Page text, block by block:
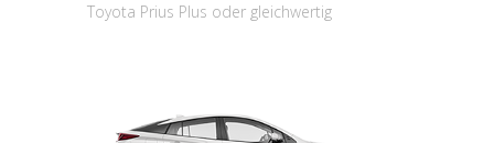
Toyota Prius Plus oder gleichwertig